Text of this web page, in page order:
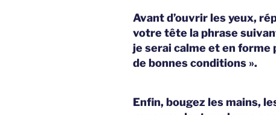
Avant d’ouvrir les yeux,
votre tête la phrase
je serai calme et en forme
de bonnes conditions ».
Enfin, bougez les mains,